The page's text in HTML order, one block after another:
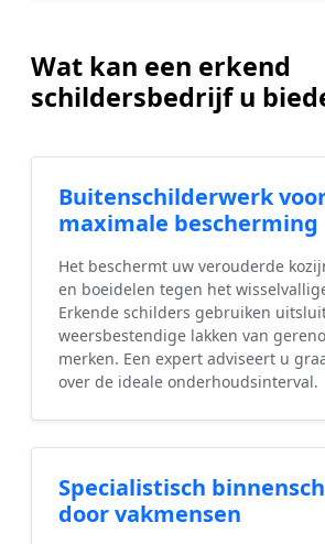
Wat kan een erkend
schildersbedrijf u
Buitenschilderwerk
maximale bescherming
Het beschermt uw verouderde
en boeidelen tegen het
Erkende schilders gebruiken
weersbestendige lakken van
merken. Een expert adviseert u
over de ideale onderhoudsinterval.
Specialistisch
door vakmensen